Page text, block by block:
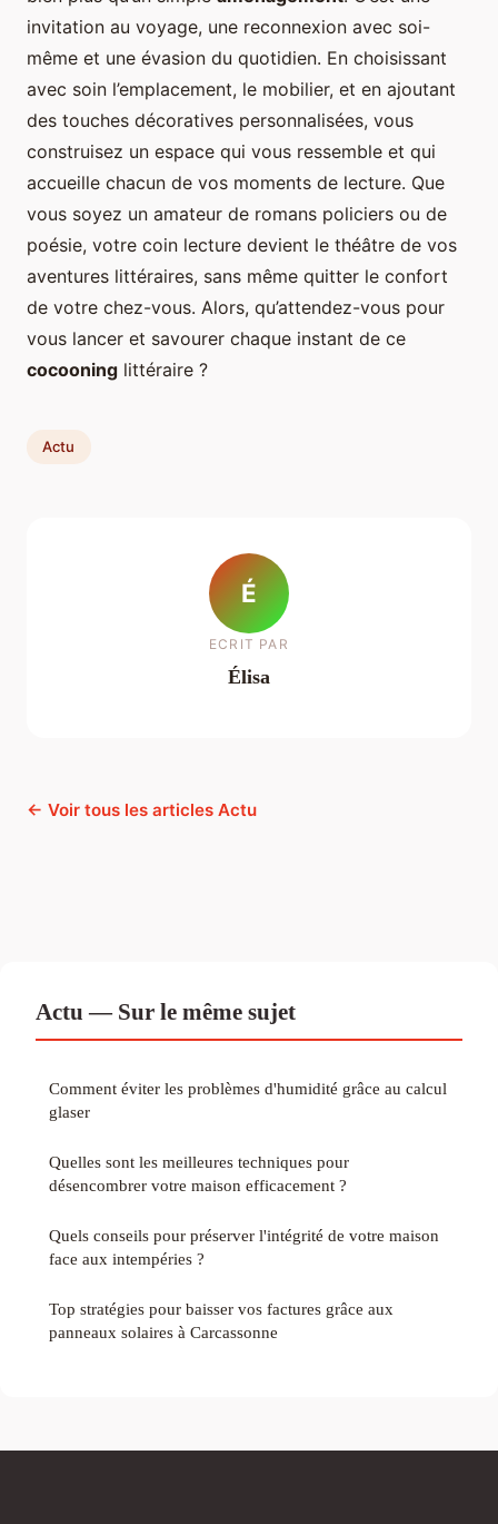
invitation au voyage, une reconnexion avec soi-
même et une évasion du quotidien. En choisissant
avec soin l’emplacement, le mobilier, et en ajoutant
des touches décoratives personnalisées, vous
construisez un espace qui vous ressemble et qui
accueille chacun de vos moments de lecture. Que
vous soyez un amateur de romans policiers ou de
poésie, votre coin lecture devient le théâtre de vos
aventures littéraires, sans même quitter le confort
de votre chez-vous. Alors, qu’attendez-vous pour
vous lancer et savourer chaque instant de ce
cocooning littéraire ?
Actu
É
ECRIT PAR
Élisa
← Voir tous les articles Actu
Actu — Sur le même sujet
Comment éviter les problèmes d'humidité grâce au calcul
glaser
Quelles sont les meilleures techniques pour
désencombrer votre maison efficacement ?
Quels conseils pour préserver l'intégrité de votre maison
face aux intempéries ?
Top stratégies pour baisser vos factures grâce aux
panneaux solaires à Carcassonne